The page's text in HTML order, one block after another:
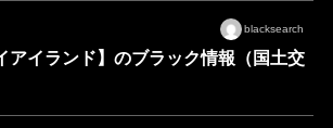
blacksearch
アイランド】のブラック情報（国土交